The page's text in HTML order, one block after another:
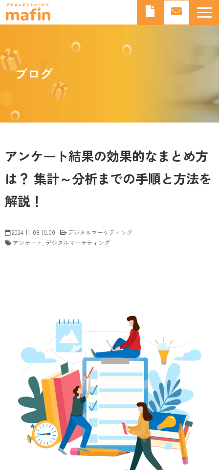
デジタルギフトサービスmafinとは
よくあるご質問
ブログ
ブログ
アンケート結果の効果的なまとめ方
は？ 集計～分析までの手順と方法を
解説！
2024-11-08 10:00
デジタルマーケティング
アンケート デジタルマーケティング